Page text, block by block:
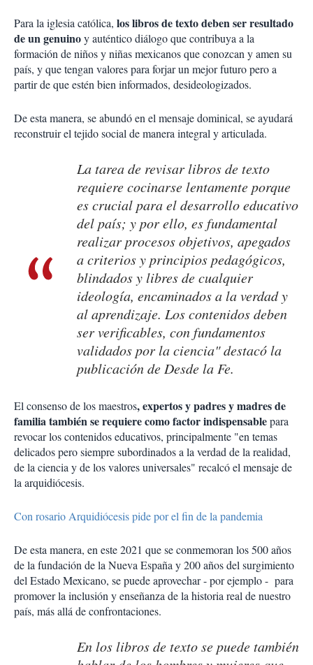
Para la iglesia católica, los libros de texto deben ser resultado
de un genuinoy auténtico diálogo que contribuya a la
formación de niños y niñas mexicanos que conozcan y amen su
país, y que tengan valores para forjar un mejor futuro pero a
partir de que estén bien informados, desideologizados.
De esta manera, se abundó en el mensaje dominical, se ayudará
reconstruir el tejido social de manera integral y articulada.
La tarea de revisar libros de texto
requiere cocinarse lentamente porque
es crucial para el desarrollo educativo
del país; y por ello, es fundamental
realizar procesos objetivos, apegados
a criterios y principios pedagógicos,
blindados y libres de cualquier
ideología, encaminados a la verdad y
al aprendizaje. Los contenidos deben
ser verificables, con fundamentos
validados por la ciencia" destacó la
publicación de Desde la Fe.
El consenso de los maestros, expertos y padres y madres de
familia también se requiere como factor indispensablepara
revocar los contenidos educativos, principalmente "en temas
delicados pero siempre subordinados a la verdad de la realidad,
de la ciencia y de los valores universales" recalcó el mensaje de
la arquidiócesis.
Con rosario Arquidiócesis pide por el fin de la pandemia
De esta manera, en este 2021 que se conmemoran los 500 años
de la fundación de la Nueva España y 200 años del surgimiento
del Estado Mexicano, se puede aprovechar - por ejemplo - para
promover la inclusión y enseñanza de la historia real de nuestro
país, más allá de confrontaciones.
En los libros de texto se puede también